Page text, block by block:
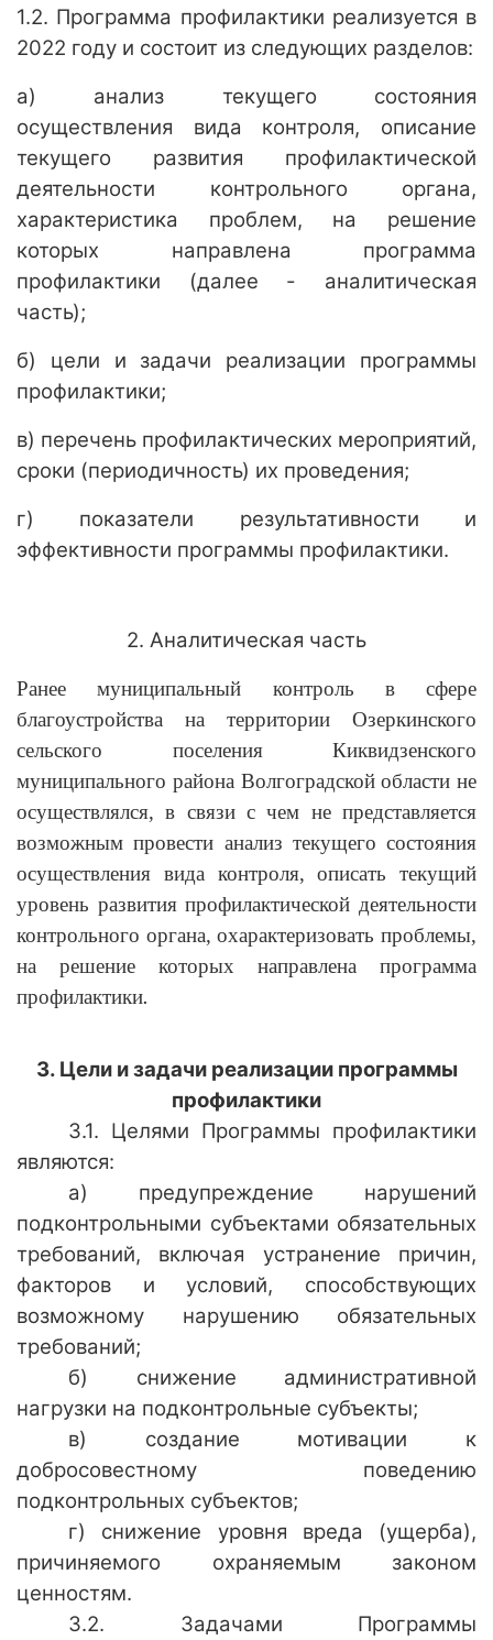
1.2. Программа профилактики реализуется в
2022 году и состоит из следующих разделов:
а) анализ текущего состояния
осуществления вида контроля, описание
текущего развития профилактической
деятельности контрольного органа,
характеристика проблем, на решение
которых направлена программа
профилактики (далее - аналитическая
часть);
б) цели и задачи реализации программы
профилактики;
в) перечень профилактических мероприятий,
сроки (периодичность) их проведения;
г) показатели результативности и
эффективности программы профилактики.
2. Аналитическая часть
Ранее муниципальный контроль в сфере
благоустройства на территории Озеркинского
сельского поселения Киквидзенского
муниципального района Волгоградской области не
осуществлялся, в связи с чем не представляется
возможным провести анализ текущего состояния
осуществления вида контроля, описать текущий
уровень развития профилактической деятельности
контрольного органа, охарактеризовать проблемы,
на решение которых направлена программа
профилактики.
3. Цели и задачи реализации программы
профилактики
3.1. Целями Программы профилактики
являются:
а) предупреждение нарушений
подконтрольными субъектами обязательных
требований, включая устранение причин,
факторов и условий, способствующих
возможному нарушению обязательных
требований;
б) снижение административной
нагрузки на подконтрольные субъекты;
в) создание мотивации к
добросовестному поведению
подконтрольных субъектов;
г) снижение уровня вреда (ущерба),
причиняемого охраняемым законом
ценностям.
3.2. Задачами Программы